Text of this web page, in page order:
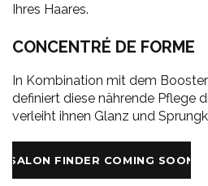
Ihres Haares.
CONCENTRÉ DE FORME
In Kombination mit dem
definiert diese nährende Pflege
verleiht ihnen Glanz und
SALON FINDER COMING SOON